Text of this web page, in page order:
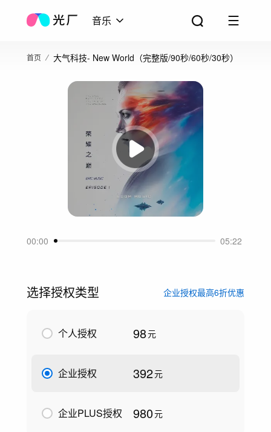
音乐
首页 大气科技- New World（完整版/90秒/60秒/30秒）
00:00 05:22
选择授权类型 企业授权最高6折优惠
个人授权 98元
企业授权 392元
企业PLUS授权 980元